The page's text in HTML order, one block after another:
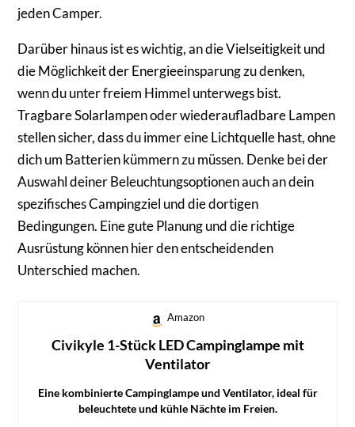
jeden Camper.
Darüber hinaus ist es wichtig, an die Vielseitigkeit und
die Möglichkeit der Energieeinsparung zu denken,
wenn du unter freiem Himmel unterwegs bist.
Tragbare Solarlampen oder wiederaufladbare Lampen
stellen sicher, dass du immer eine Lichtquelle hast, ohne
dich um Batterien kümmern zu müssen. Denke bei der
Auswahl deiner Beleuchtungsoptionen auch an dein
spezifisches Campingziel und die dortigen
Bedingungen. Eine gute Planung und die richtige
Ausrüstung können hier den entscheidenden
Unterschied machen.
Amazon
Civikyle 1-Stück LED Campinglampe mit
Ventilator
Eine kombinierte Campinglampe und Ventilator, ideal für
beleuchtete und kühle Nächte im Freien.